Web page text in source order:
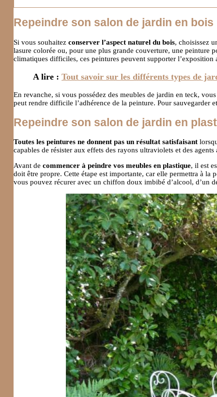
Repeindre son salon de jardin en bois
Si vous souhaitez conserver l’aspect naturel du bois, choisissez
lasure colorée ou, pour une plus grande couverture, une peinture
climatiques difficiles, ces peintures peuvent supporter
A lire : Tout savoir sur les différents types de
En revanche, si vous possédez des meubles de jardin en teck,
peut rendre difficile l’adhérence de la peinture. Pour sauvegarder
Repeindre son salon de jardin en
Toutes les peintures ne donnent pas un résultat satisfaisant
capables de résister aux effets des rayons ultraviolets et des agents
Avant de commencer à peindre vos meubles en plastique, il est
doit être propre. Cette étape est importante, car elle permettra à la
vous pouvez récurer avec un chiffon doux imbibé d’alcool, d’un